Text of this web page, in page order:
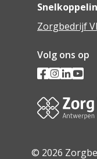
Zorgbedrijf
Volg ons op
© 2026